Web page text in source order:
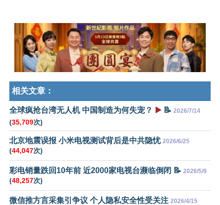
相关文章：
全球疯抢台湾无人机 中国制造为何失宠？ ▶️ 📝 2026/7/14
(35,709次)
北京地震误报 小米电视测试背后是中共隐忧 2026/6/25
(44,047次)
彩电销量跌回10年前 近2000家电视台濒临倒闭 📝 2026/5/9
(48,257次)
微信推方言采集引争议 个人隐私安全性受关注 2026/4/15